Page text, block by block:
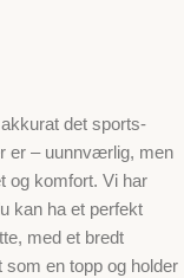
det sports-
er – uunnværlig, men
og komfort. Vi har
kan ha et perfekt
med et bredt
som en topp og holder